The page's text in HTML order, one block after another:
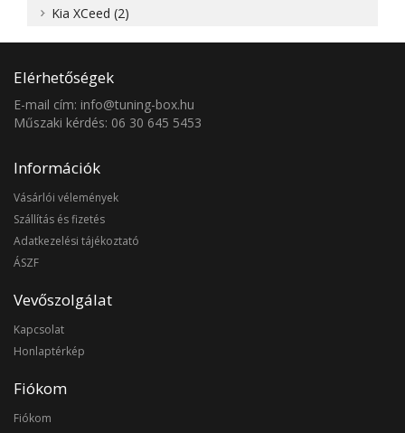
Kia XCeed (2)
Elérhetőségek
E-mail cím: info@tuning-box.hu
Műszaki kérdés: 06 30 645 5453
Információk
Vásárlói vélemények
Szállítás és fizetés
Adatkezelési tájékoztató
ÁSZF
Vevőszolgálat
Kapcsolat
Honlaptérkép
Fiókom
Fiókom